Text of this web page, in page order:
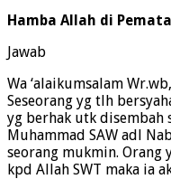
muslim
Hamba Allah di
Jawab
Wa ‘alaikumsalam
Seseorang yg tlh
yg berhak utk disembah
Muhammad SAW adl
seorang mukmin.
kpd Allah SWT maka ia